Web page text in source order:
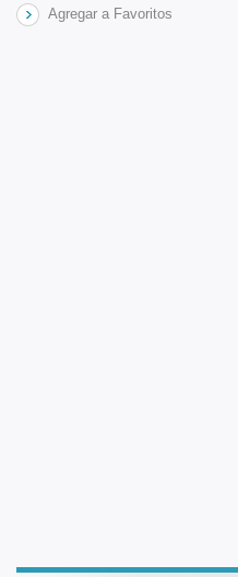
Agregar a Favoritos